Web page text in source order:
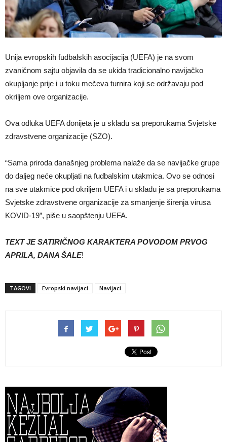
Unija evropskih fudbalskih asocijacija (UEFA) je na svom
zvaničnom sajtu objavila da se ukida tradicionalno navijačko
okupljanje prije i u toku mečeva turnira koji se održavaju pod
okriljem ove organizacije.
Ova odluka UEFA donijeta je u skladu sa preporukama Svjetske
zdravstvene organizacije (SZO).
“Sama priroda današnjeg problema nalaže da se navijačke grupe
do daljeg neće okupljati na fudbalskim utakmica. Ovo se odnosi
na sve utakmice pod okriljem UEFA i u skladu je sa preporukama
Svjetske zdravstvene organizacije za smanjenje širenja virusa
KOVID-19”, piše u saopštenju UEFA.
TEXT JE SATIRIČNOG KARAKTERA POVODOM PRVOG
APRILA, DANA ŠALE!
TAGOVI Evropski navijaci Navijaci